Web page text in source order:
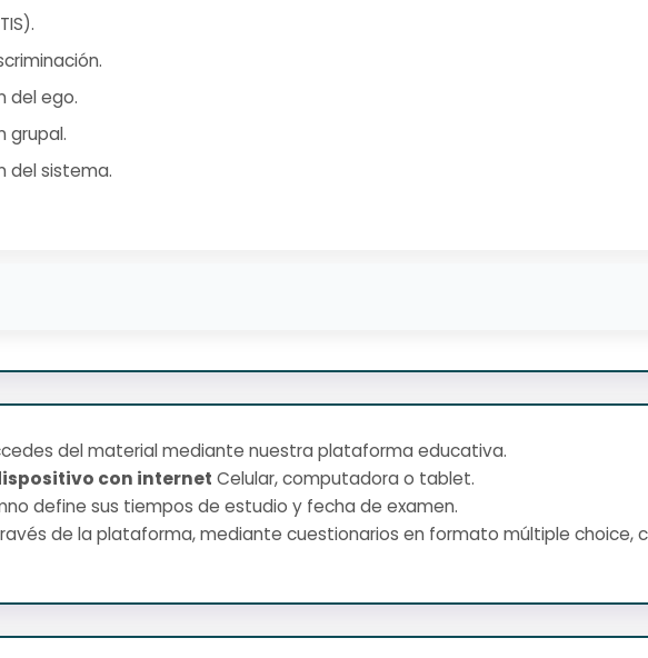
del ego.
grupal.
del sistema.
del material mediante nuestra plataforma educativa.
con internet Celular, computadora o tablet.
define sus tiempos de estudio y fecha de examen.
de la plataforma, mediante cuestionarios en formato múltiple choice,